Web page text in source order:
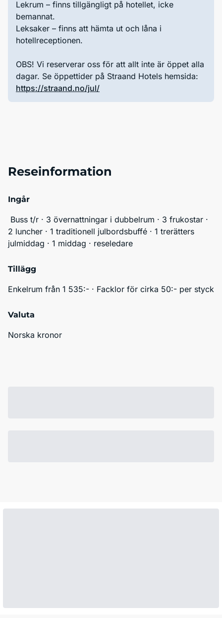
Lekrum – finns tillgängligt på hotellet, icke
bemannat.
Leksaker – finns att hämta ut och låna i
hotellreceptionen.
OBS! Vi reserverar oss för att allt inte är öppet alla
dagar. Se öppettider på Straand Hotels hemsida:
https://straand.no/jul/
Reseinformation
Ingår
2 luncher · 1 traditionell julbordsbuffé · 1 trerätters
julmiddag · 1 middag · reseledare
Tillägg
Enkelrum från 1 535:- · Facklor för cirka 50:- per styck
Valuta
Norska kronor